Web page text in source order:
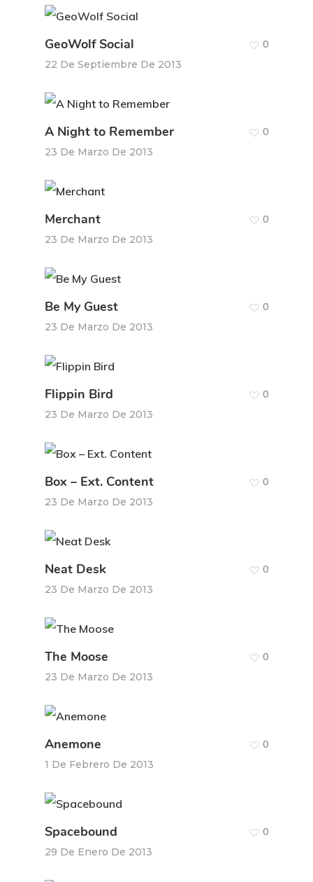
GeoWolf Social
22 De Septiembre De 2013
0
A Night to Remember
23 De Marzo De 2013
0
Merchant
23 De Marzo De 2013
0
Be My Guest
23 De Marzo De 2013
0
Flippin Bird
23 De Marzo De 2013
0
Box – Ext. Content
23 De Marzo De 2013
0
Neat Desk
23 De Marzo De 2013
0
The Moose
23 De Marzo De 2013
0
Anemone
1 De Febrero De 2013
0
Spacebound
29 De Enero De 2013
0